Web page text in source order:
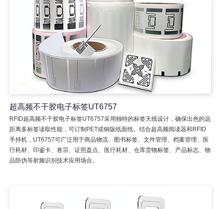
超高频不干胶电子标签UT6757
RFID超高频不干胶电子标签UT6757采用独特的标签天线设计，确保出色的远
距离多标签读取性能，可订制PET或铜版纸面纸。结合超高频阅读器和RFID
手持机，UT6757可广泛用于商品物流、图书标签、文件管理、档案管理、医
疗耗材、印鉴卡、卷宗、证照盘点、医疗耗材、仓库货物标签、产品标志、物
品防伪等射频识别技术应用场合。